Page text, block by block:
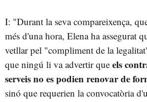
I: "Durant la seva compareixença,
més d'una hora, Elena ha assegurat
vetllar pel "compliment de la
que ningú li va advertir que els
serveis no es podien renovar de
sinó que requerien la convocatòria